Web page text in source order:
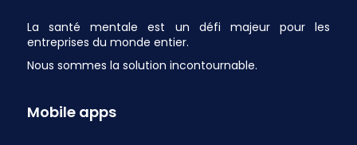
La santé mentale est un défi majeur pour les
entreprises du monde entier.
Nous sommes la solution incontournable.
Mobile apps